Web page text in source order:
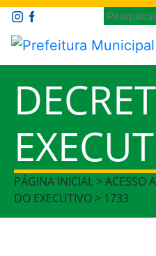
PÁGINA INICIAL > ACESSO
DO EXECUTIVO > 1733